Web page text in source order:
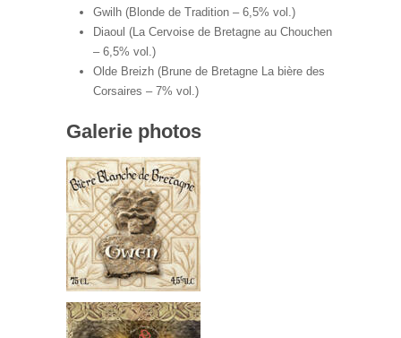
Gwilh (Blonde de Tradition – 6,5% vol.)
Diaoul (La Cervoise de Bretagne au Chouchen
– 6,5% vol.)
Olde Breizh (Brune de Bretagne La bière des
Corsaires – 7% vol.)
Galerie photos